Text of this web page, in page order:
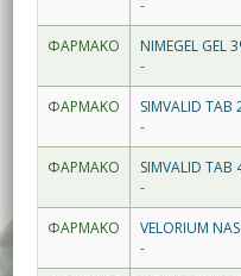
-
ΦΑΡΜΑΚΟ
NIMEGEL GEL
-
ΦΑΡΜΑΚΟ
SIMVALID
-
ΦΑΡΜΑΚΟ
SIMVALID
-
ΦΑΡΜΑΚΟ
VELORIUM
-